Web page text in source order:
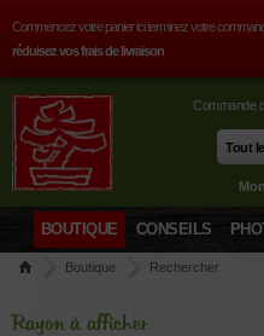
Commencez votre panier ici terminez votre
réduisez vos frais de livraison
Commande
BOUTIQUE CONSEILS
Boutique Rechercher
Rayon à afficher